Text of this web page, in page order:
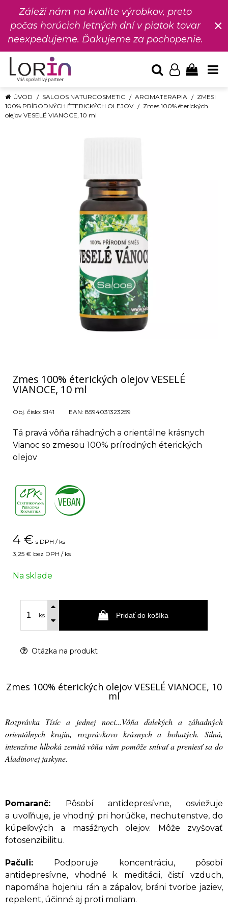
Záleží nám na kvalite výrobkov, preto
počas horúcich letných dní v piatok tovar
neexpedujeme. Ďakujeme za pochopenie.
×
ÚVOD SALOOS NATURCOSMETIC AROMATERAPIA
ZMESI
100% PRÍRODNÝCH ÉTERICKÝCH OLEJOV
Zmes 100% éterických
olejov VESELÉ VIANOCE, 10 ml
Zmes 100% éterických olejov VESELÉ
VIANOCE, 10 ml
Obj. čislo: S141 EAN: 8594031323259
Tá pravá vôňa ráhadných a orientálne krásnych
Vianoc so zmesou 100% prírodných éterických
olejov
4 € s DPH / ks
3,25 € bez DPH / ks
Na sklade
ks Pridať do košíka
Otázka na produkt
Zmes 100% éterických olejov VESELÉ VIANOCE, 10
ml
Rozprávka Tísíc a jednej noci...Vôňa ďalekých a záhadných
orientálnych krajín, rozprávkovo krásnych a bohatých. Silná,
intenzívne hlboká zemitá vôňa vám pomôže snívať a preniesť sa do
Aladinovej jaskyne.
Pomaranč: Pôsobí antidepresívne, osviežuje
a uvoľňuje, je vhodný pri horúčke, nechutenstve, do
kúpeľových a masážnych olejov. Môže zvyšovať
fotosenzibilitu.
Pačuli: Podporuje koncentráciu, pôsobí
antidepresívne, vhodné k meditácii, čistí vzduch,
napomáha hojeniu rán a zápalov, bráni tvorbe jaziev,
repelent, účinné aj proti moliam.